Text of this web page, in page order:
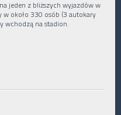
jeden z bliższych wyjazdów w
około 330 osób (3 autokary
wchodzą na stadion.